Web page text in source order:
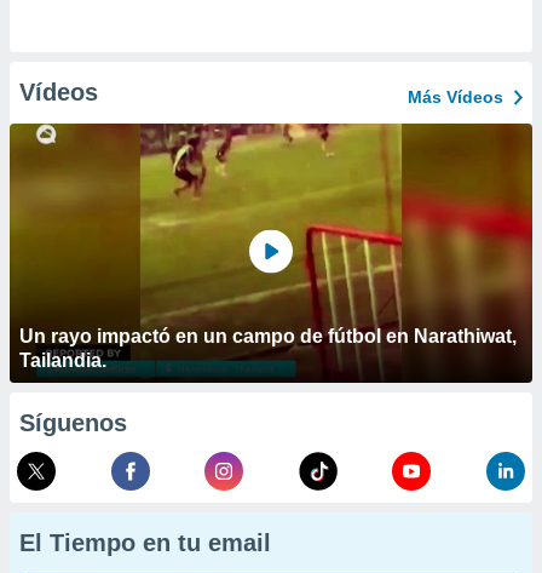
Vídeos Más Vídeos
Un rayo impactó en un campo de fútbol en Narathiwat,
Tailandia.
Síguenos
El Tiempo en tu email